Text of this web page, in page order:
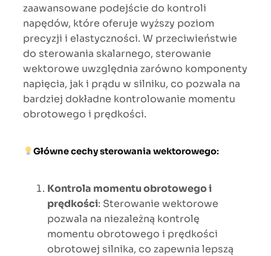
zaawansowane podejście do kontroli
napędów, które oferuje wyższy poziom
precyzji i elastyczności. W przeciwieństwie
do sterowania skalarnego, sterowanie
wektorowe uwzględnia zarówno komponenty
napięcia, jak i prądu w silniku, co pozwala na
bardziej dokładne kontrolowanie momentu
obrotowego i prędkości.
Główne cechy sterowania wektorowego:
Kontrola momentu obrotowego i
prędkości: Sterowanie wektorowe
pozwala na niezależną kontrolę
momentu obrotowego i prędkości
obrotowej silnika, co zapewnia lepszą